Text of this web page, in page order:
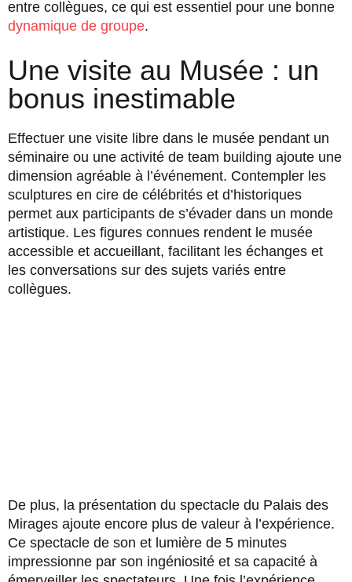
entre collègues, ce qui est essentiel pour une bonne
dynamique de groupe.
Une visite au Musée : un
bonus inestimable
Effectuer une visite libre dans le musée pendant un
séminaire ou une activité de team building ajoute une
dimension agréable à l’événement. Contempler les
sculptures en cire de célébrités et d’historiques
permet aux participants de s’évader dans un monde
artistique. Les figures connues rendent le musée
accessible et accueillant, facilitant les échanges et
les conversations sur des sujets variés entre
collègues.
De plus, la présentation du spectacle du Palais des
Mirages ajoute encore plus de valeur à l’expérience.
Ce spectacle de son et lumière de 5 minutes
impressionne par son ingéniosité et sa capacité à